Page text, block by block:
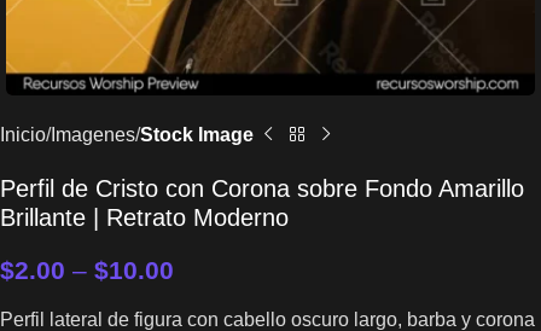
Inicio Imagenes Stock Image
Perfil de Cristo con Corona sobre Fondo Amarillo
Brillante | Retrato Moderno
$2.00 – $10.00
Perfil lateral de figura con cabello oscuro largo, barba y corona